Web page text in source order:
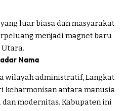
luar biasa dan masyarakat
menjadi magnet baru
Nama
wilayah administratif, Langkat
keharmonisan antara manusia
modernitas. Kabupaten ini